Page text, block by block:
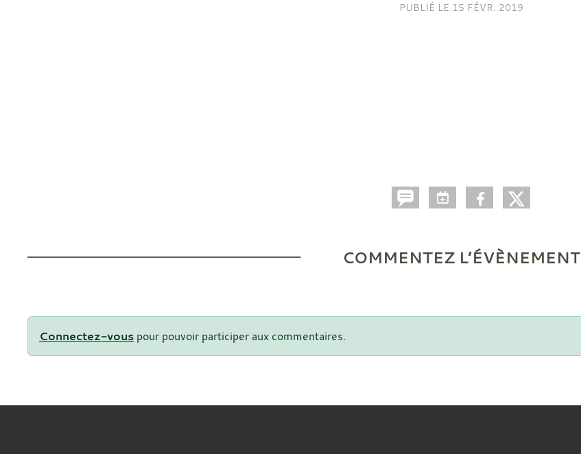
PUBLIÉ LE 15 FÉVR. 2019
COMMENTEZ L’ÉVÈNEMENT
Connectez-vous pour pouvoir participer aux commentaires.